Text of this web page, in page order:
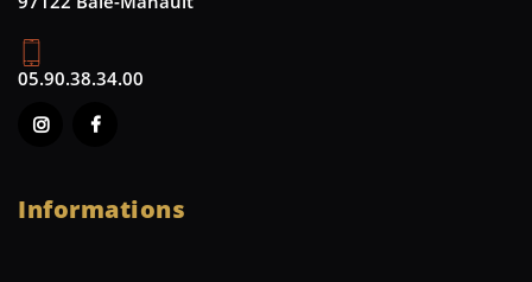
05.90.38.34.00
Informations